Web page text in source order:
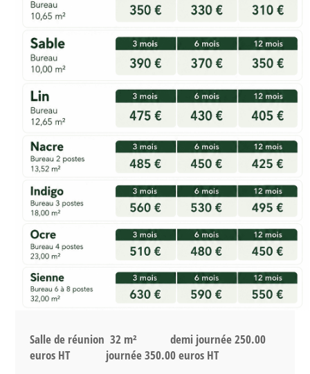
Salle de réunion 32 m² demi journée 250.00
euros HT journée 350.00 euros HT